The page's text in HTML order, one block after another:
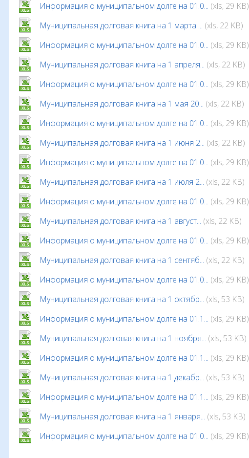
Информация о муниципальном долге на 01.0... (xls, 29 KB)
Муниципальная долговая книга на 1 марта ... (xls, 22 KB)
Информация о муниципальном долге на 01.0... (xls, 29 KB)
Муниципальная долговая книга на 1 апреля... (xls, 22 KB)
Информация о муниципальном долге на 01.0... (xls, 29 KB)
Муниципальная долговая книга на 1 мая 20... (xls, 22 KB)
Информация о муниципальном долге на 01.0... (xls, 29 KB)
Муниципальная долговая книга на 1 июня 2... (xls, 22 KB)
Информация о муниципальном долге на 01.0... (xls, 29 KB)
Муниципальная долговая книга на 1 июля 2... (xls, 22 KB)
Информация о муниципальном долге на 01.0... (xls, 29 KB)
Муниципальная долговая книга на 1 август... (xls, 22 KB)
Информация о муниципальном долге на 01.0... (xls, 29 KB)
Муниципальная долговая книга на 1 сентяб... (xls, 22 KB)
Информация о муниципальном долге на 01.0... (xls, 29 KB)
Муниципальная долговая книга на 1 октябр... (xls, 53 KB)
Информация о муниципальном долге на 01.1... (xls, 29 KB)
Муниципальная долговая книга на 1 ноября... (xls, 53 KB)
Информация о муниципальном долге на 01.1... (xls, 29 KB)
Муниципальная долговая книга на 1 декабр... (xls, 53 KB)
Информация о муниципальном долге на 01.1... (xls, 29 KB)
Муниципальная долговая книга на 1 января... (xls, 53 KB)
Информация о муниципальном долге на 01.0... (xls, 29 KB)